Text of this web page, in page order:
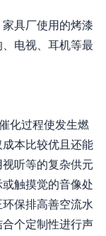
具厂使用的烤漆
电视、耳机等最
化过程使发生燃
本比较优且还能
听等的复杂供元
触摸觉的音像处
保排高善空流水
个定制性进行声